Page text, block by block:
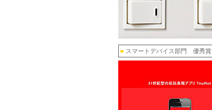
■ スマートデバイス部門 優秀賞